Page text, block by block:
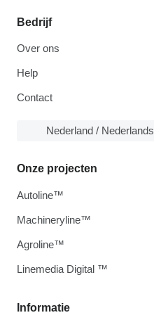
Bedrijf
Over ons
Help
Contact
Nederland / Nederlands
Informatie
Onze projecten
Autoline™
Machineryline™
Agroline™
Linemedia Digital ™